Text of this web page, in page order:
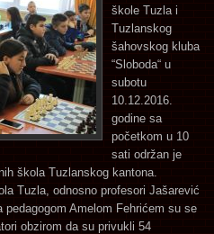
škole Tuzla i
Tuzlanskog
šahovskog kluba
“Sloboda“ u
subotu
10.12.2016.
godine sa
početkom u 10
sati održan je
škola Tuzlanskog kantona.
Tuzla, odnosno profesori Jašarević
Amelom Fehrićem su se
obzirom da su privukli 54